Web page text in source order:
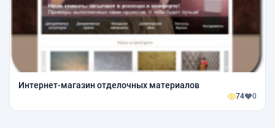
Интернет-магазин отделочных материалов
74 0